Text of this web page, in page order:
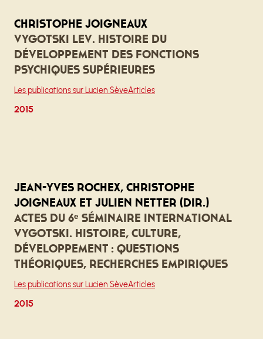
Christophe Joigneaux
VYGOTSKI Lev. Histoire du
développement des fonctions
psychiques supérieures
Les publications sur Lucien SèveArticles
2015
Jean-Yves Rochex, Christophe
Joigneaux et Julien Netter (dir.)
Actes du 6ᵉ Séminaire international
Vygotski. Histoire, culture,
développement : questions
théoriques, recherches empiriques
Les publications sur Lucien SèveArticles
2015